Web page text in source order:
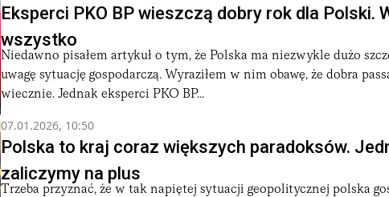
Eksperci PKO BP wieszczą dobry rok dla Polski.
wszystko
Niedawno pisałem artykuł o tym, że Polska ma niezwykle dużo
uwagę sytuację gospodarczą. Wyraziłem w nim obawę, że dobra
wiecznie. Jednak eksperci PKO BP...
07.01.2026, 10:50
Polska to kraj coraz większych paradoksów.
zaliczymy na plus
Trzeba przyznać, że w tak napiętej sytuacji geopolitycznej polska